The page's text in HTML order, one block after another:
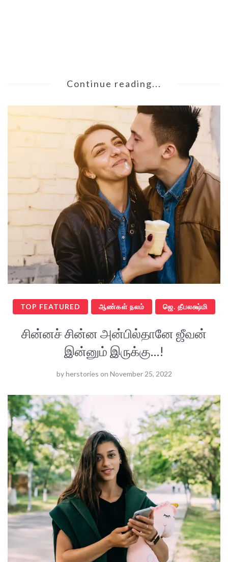
Continue reading...
TOP FEATURED ஆண்கள் நலம் ஜெ. தீபலக்ஷ்மி
சின்னச் சின்ன அன்பில்தானே ஜீவன்
இன்னும் இருக்கு…!
byherstories on November 25, 2022